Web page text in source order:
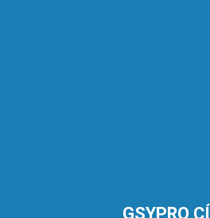
GSYPRO